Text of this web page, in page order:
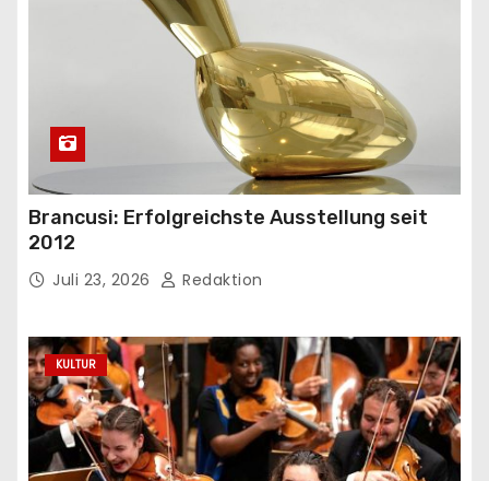
Brancusi: Erfolgreichste Ausstellung seit
2012
Juli 23, 2026 Redaktion
KULTUR